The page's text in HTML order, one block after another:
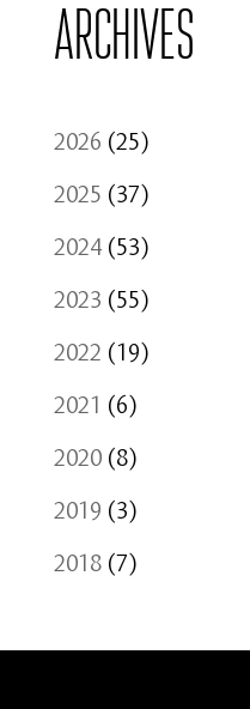
Archives
2026 (25)
2025 (37)
2024(53)
2023 (55)
2022 (19)
2021 (6)
2020(8)
2019 (3)
2018(7)